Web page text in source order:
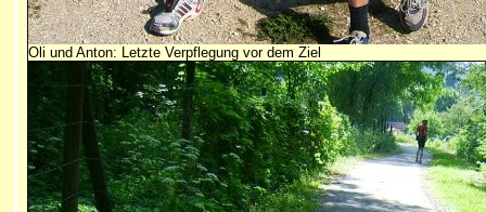
Oli und Anton: Letzte Verpflegung vor dem Ziel